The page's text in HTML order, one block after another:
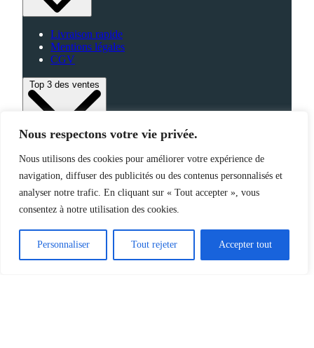
Nous respectons votre vie privée.
Nous utilisons des cookies pour améliorer votre expérience de
navigation, diffuser des publicités ou des contenus personnalisés et
analyser notre trafic. En cliquant sur « Tout accepter », vous
consentez à notre utilisation des cookies.
Personnaliser Tout rejeter Accepter tout
Livraison rapide
Mentions légales
CGV
Top 3 des ventes
High-Tech
Fabriqué en France
©2025 Jemapub – Tous droits réservés